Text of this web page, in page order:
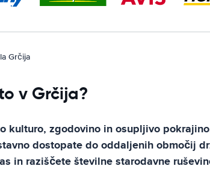
Grčija
v Grčija?
kulturo, zgodovino in osupljivo
dostopate do oddaljenih območij
in raziščete številne starodavne